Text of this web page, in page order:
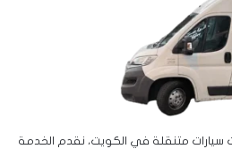
متنقلة في الكويت، نقدم الخدمة